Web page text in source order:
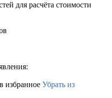
для расчёта стоимости
избранное Убрать из